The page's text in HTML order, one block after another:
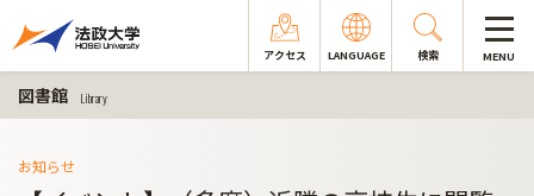
アクセス LANGUAGE 検索 MENU
図書館 Library
お知らせ